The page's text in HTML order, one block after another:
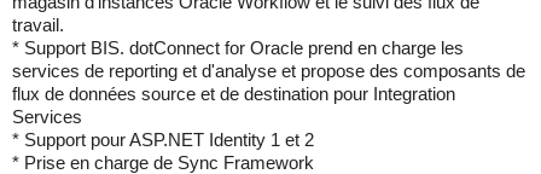
travail.
* Support BIS. dotConnect for Oracle prend en charge les
services de reporting et d'analyse et propose des composants de
flux de données source et de destination pour Integration
Services
* Support pour ASP.NET Identity 1 et 2
* Prise en charge de Sync Framework